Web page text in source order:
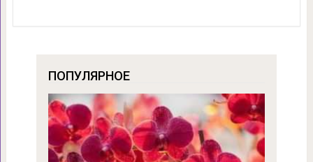
ПОПУЛЯРНОЕ